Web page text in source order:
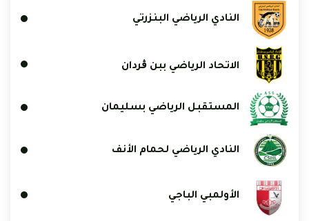
النادي الرياضي البنزرتي
الاتحاد الرياضي ببن ڨردان
المستقبل الرياضي بسليمان
النادي الرياضي لحمام الأنف
الأولمبي الباجي